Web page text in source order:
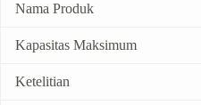
Nama Produk
Kapasitas Maksimum
Ketelitian